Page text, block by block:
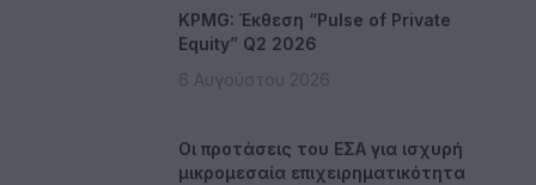
KPMG: Έκθεση “Pulse of Private
Equity” Q2 2026
6 Αυγούστου 2026
Οι προτάσεις του ΕΣΑ για ισχυρή
μικρομεσαία επιχειρηματικότητα